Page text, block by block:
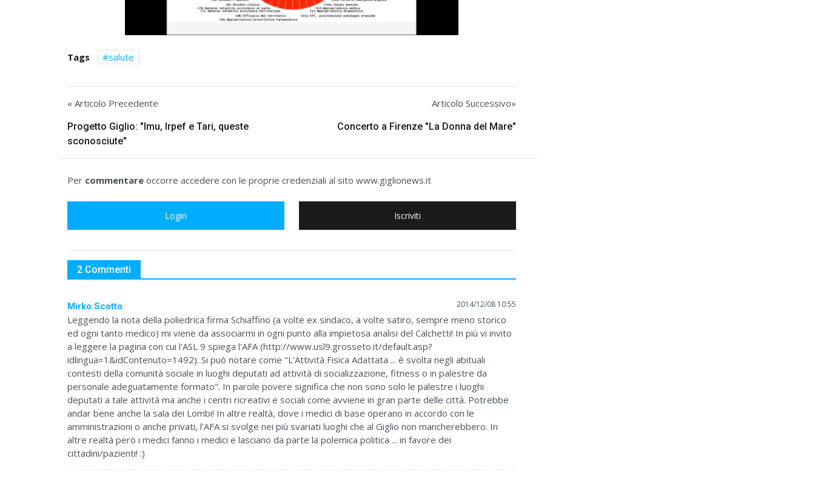
Tags salute
« Articolo Precedente
Progetto Giglio: "Imu, Irpef e Tari, queste
sconosciute"
Articolo Successivo»
Concerto a Firenze "La Donna del Mare"
Per commentare occorre accedere con le proprie credenziali al sito www.giglionews.it
Login Iscriviti
2 Commenti
Mirko Scotto 2014/12/08 10:55
Leggendo la nota della poliedrica firma Schiaffino (a volte ex sindaco, a volte satiro, sempre meno storico
ed ogni tanto medico) mi viene da associarmi in ogni punto alla impietosa analisi del Calchetti! In più vi invito
a leggere la pagina con cui l'ASL 9 spiega l'AFA (http://www.usl9.grosseto.it/default.asp?
idlingua=1&idContenuto=1492). Si può notare come "L'Attività Fisica Adattata ... è svolta negli abituali
contesti della comunità sociale in luoghi deputati ad attività di socializzazione, fitness o in palestre da
personale adeguatamente formato". In parole povere significa che non sono solo le palestre i luoghi
deputati a tale attività ma anche i centri ricreativi e sociali come avviene in gran parte delle città. Potrebbe
andar bene anche la sala dei Lombi! In altre realtà, dove i medici di base operano in accordo con le
amministrazioni o anche privati, l'AFA si svolge nei più svariati luoghi che al Giglio non mancherebbero. In
altre realtà però i medici fanno i medici e lasciano da parte la polemica politica ... in favore dei
cittadini/pazienti! :)